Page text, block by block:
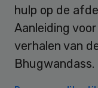
hulp op de
Aanleiding
verhalen van
Bhugwandass.